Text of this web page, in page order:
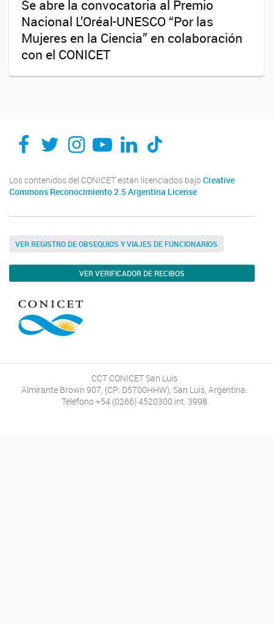
Se abre la convocatoria al Premio
Nacional L’Oréal-UNESCO “Por las
Mujeres en la Ciencia” en colaboración
con el CONICET
Los contenidos del CONICET están licenciados bajo Creative
Commons Reconocimiento 2.5 Argentina License
VER REGISTRO DE OBSEQUIOS Y VIAJES DE FUNCIONARIOS
VER VERIFICADOR DE RECIBOS
CCT CONICET San Luis
Almirante Brown 907, (CP: D5700HHW), San Luis, Argentina.
Teléfono +54 (0266) 4520300 int. 3998